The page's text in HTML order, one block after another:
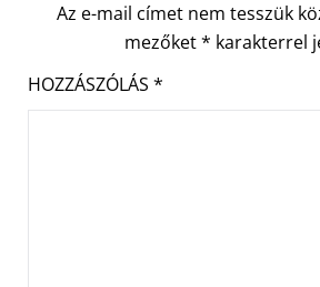
Az e-mail címet nem tesszük
mezőket* karakterrel
HOZZÁSZÓLÁS *